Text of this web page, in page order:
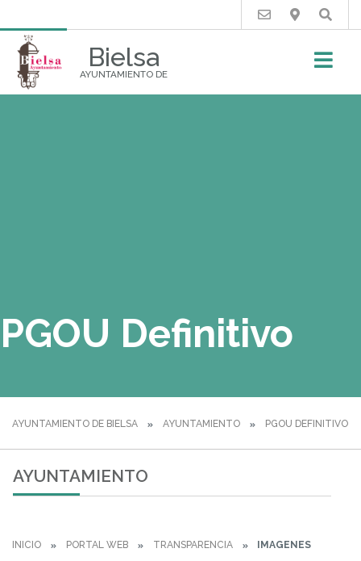
Bielsa
AYUNTAMIENTO DE
Buscar
PGOU Definitivo
AYUNTAMIENTO DE BIELSA AYUNTAMIENTO PGOU DEFINITIVO
AYUNTAMIENTO
INICIO PORTAL WEB TRANSPARENCIA IMAGENES